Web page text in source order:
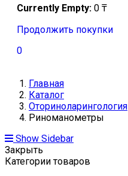
Currently Empty: 0 ₸
Продолжить покупки
0
Главная
Каталог
Оториноларингология
Риноманометры
Show Sidebar
Закрыть
Категории товаров